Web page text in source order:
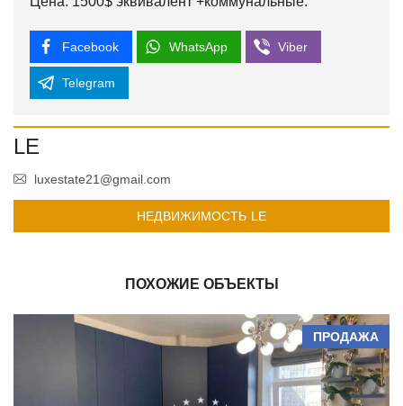
Facebook WhatsApp Viber
Telegram
LE
luxestate21@gmail.com
НЕДВИЖИМОСТЬ LE
ПОХОЖИЕ ОБЪЕКТЫ
ПРОДАЖА